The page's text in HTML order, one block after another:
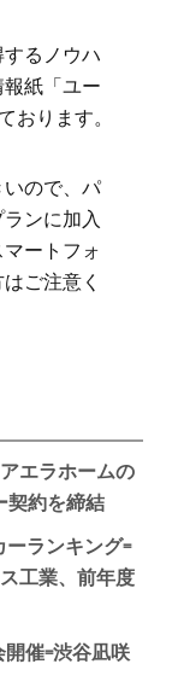
るノウハ
紙「ユー
ります。
ので、パ
ンに加入
ートフォ
ご注意く
エラホームの
契約を締結
ランキング=
工業、前年度
催=渋谷凪咲